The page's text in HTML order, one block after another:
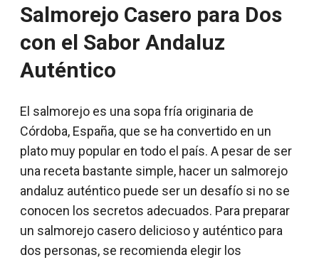
Salmorejo Casero para Dos
con el Sabor Andaluz
Auténtico
El salmorejo es una sopa fría originaria de
Córdoba, España, que se ha convertido en un
plato muy popular en todo el país. A pesar de ser
una receta bastante simple, hacer un salmorejo
andaluz auténtico puede ser un desafío si no se
conocen los secretos adecuados. Para preparar
un salmorejo casero delicioso y auténtico para
dos personas, se recomienda elegir los